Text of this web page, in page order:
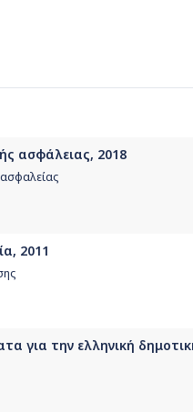
ασφάλειας, 2018
2011
για την ελληνική